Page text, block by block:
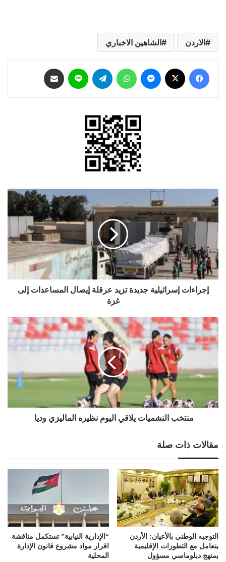
الاردن الشاهين الاخباري
فيسبوك ماسنجر واتساب تيلقرام لاين
إسرائيلية
جديدة
تزيد
عرقلة
إيصال
المساعدات
إلى
غزة
إجراءات إسرائيلية جديدة تزيد عرقلة إيصال المساعدات إلى
غزة
منتخب
النشميات
يلاقي
اليوم
الماليزي
منتخب النشميات يلاقي اليوم نظيره الماليزي وديا
مقالات ذات صلة
التوجيه الوطني بالأعيان: الأردن
يتعامل مع التطورات الإقليمية
بمنهج دبلوماسي مسؤول
“الإدارية النيابية” تستكمل مناقشة
اقرار مواد مشروع قانون الإدارة
المحلية